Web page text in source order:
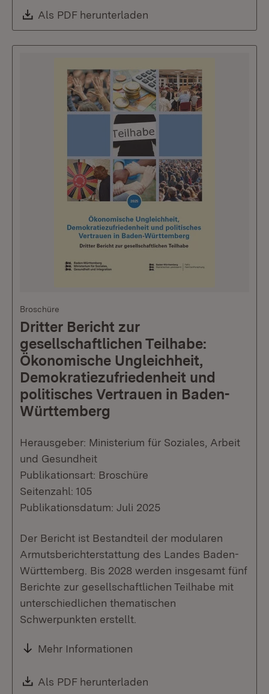
Download:
Als PDF herunterladen
Broschüre
Dritter Bericht zur
gesellschaftlichen Teilhabe:
Ökonomische Ungleichheit,
Demokratiezufriedenheit und
politisches Vertrauen in Baden-
Württemberg
Herausgeber: Ministerium für Soziales, Arbeit
und Gesundheit
Publikationsart: Broschüre
Seitenzahl: 105
Publikationsdatum: Juli 2025
Der Bericht ist Bestandteil der modularen
Armutsberichterstattung des Landes Baden-
Württemberg. Bis 2028 werden insgesamt fünf
Berichte zur gesellschaftlichen Teilhabe mit
unterschiedlichen thematischen
Schwerpunkten erstellt.
Mehr Informationen
Download:
Als PDF herunterladen